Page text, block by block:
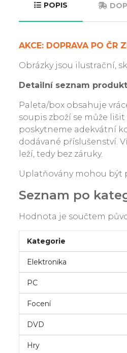
POPIS
AKCE: DOPRAVA PO ČR
Obrázky jsou ilustrační,
Detailní seznam
Paleta/box obsahuje
soupis zboží se může
poskytneme adekvátní
dodávané příslušenství.
leží, tedy bez záruky.
Uplatňovány mohou být
Seznam po
Hodnota je součtem
Kategorie
Elektronika
PC
Focení
DVD
Hry